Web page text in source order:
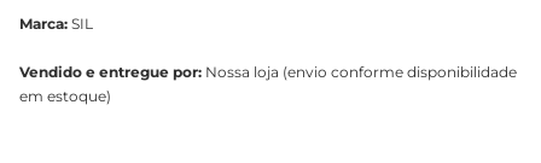
Marca: SIL
Vendido e entregue por: Nossa loja (envio conforme disponibilidade
em estoque)